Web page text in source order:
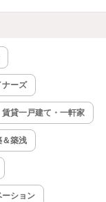
ナーズ
貸一戸建て・一軒家
＆築浅
ーション